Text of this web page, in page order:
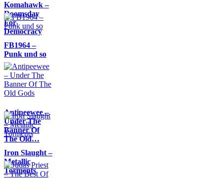
Komahawk –
Doomsday
For
Democracy
FB1964 –
Punk und so
Antipeewee –
Under The
Banner Of
The Old…
Iron Slaught –
Metallic
Torments